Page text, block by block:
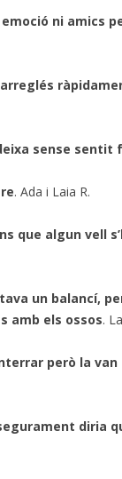
ni amics
sense sentit
. Ada i Laia R.
que algun vell
un balancí,
amb els ossos.
però la
diria